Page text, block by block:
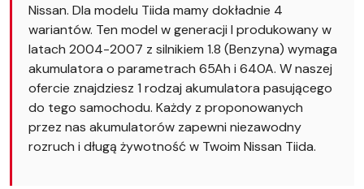
Nissan. Dla modelu Tiida mamy dokładnie 4
wariantów. Ten model w generacji I produkowany w
latach 2004-2007 z silnikiem 1.8 (Benzyna) wymaga
akumulatora o parametrach 65Ah i 640A. W naszej
ofercie znajdziesz 1 rodzaj akumulatora pasującego
do tego samochodu. Każdy z proponowanych
przez nas akumulatorów zapewni niezawodny
rozruch i długą żywotność w Twoim Nissan Tiida.